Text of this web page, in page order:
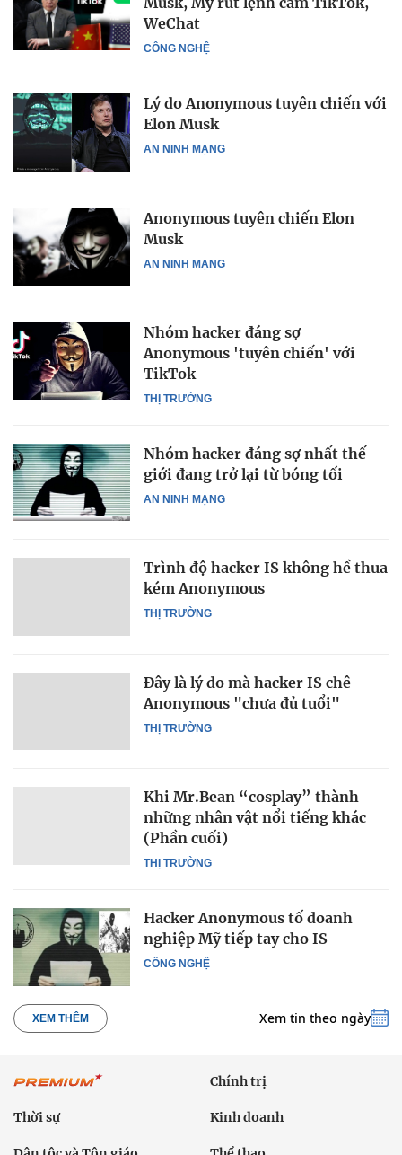
CÔNG NGHỆ
WeChat
AN NINH MẠNG
Lý do Anonymous tuyên chiến với
Elon Musk
AN NINH MẠNG
Anonymous tuyên chiến Elon
Musk
THỊ TRƯỜNG
Nhóm hacker đáng sợ
Anonymous 'tuyên chiến' với
TikTok
AN NINH MẠNG
Nhóm hacker đáng sợ nhất thế
giới đang trở lại từ bóng tối
THỊ TRƯỜNG
Trình độ hacker IS không hề thua
kém Anonymous
THỊ TRƯỜNG
Đây là lý do mà hacker IS chê
Anonymous "chưa đủ tuổi"
THỊ TRƯỜNG
Khi Mr.Bean “cosplay” thành
những nhân vật nổi tiếng khác
(Phần cuối)
CÔNG NGHỆ
Hacker Anonymous tố doanh
nghiệp Mỹ tiếp tay cho IS
XEM THÊM Xem tin theo ngày
Chính trị
Thời sự Kinh doanh